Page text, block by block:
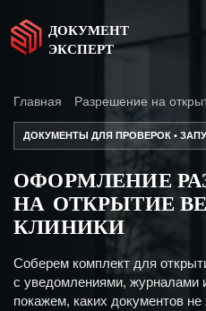
ДОКУМЕНТ
ЭКСПЕРТ
Главная Разрешение на
ДОКУМЕНТЫ ДЛЯ ПРОВЕРОК •
ОФОРМЛЕНИЕ
НА ОТКРЫТИЕ
КЛИНИКИ
Соберем комплект для
с уведомлениями, журналами
покажем, каких документов